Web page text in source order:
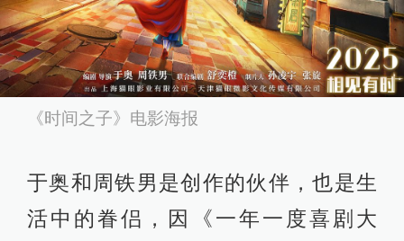
《时间之子》电影海报
于奥和周铁男是创作的伙伴，也是生
活中的眷侣，因《一年一度喜剧大